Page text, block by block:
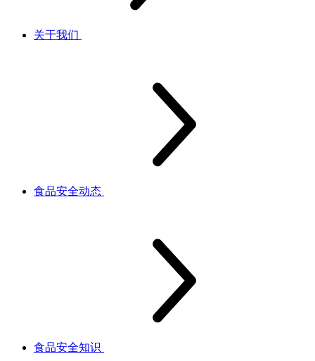
关于我们
食品安全动态
食品安全知识